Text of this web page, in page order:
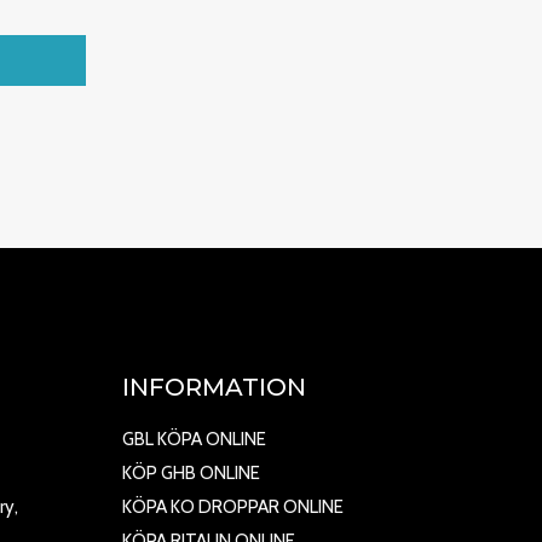
INFORMATION
GBL KÖPA ONLINE
KÖP GHB ONLINE
KÖPA KO DROPPAR ONLINE